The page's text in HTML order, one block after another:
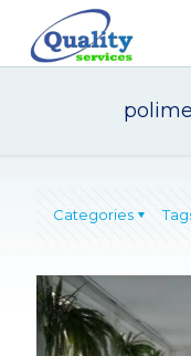
Categories